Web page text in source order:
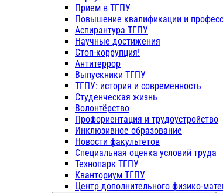
Прием в ТГПУ
Повышение квалификации и
Аспирантура ТГПУ
Научные достижения
Стоп-коррупция!
Антитеррор
Выпускники ТГПУ
ТГПУ: история и современность
Студенческая жизнь
Волонтёрство
Профориентация и трудоустройство
Инклюзивное образование
Новости факультетов
Специальная оценка условий труда
Технопарк ТГПУ
Кванториум ТГПУ
Центр дополнительного физико-